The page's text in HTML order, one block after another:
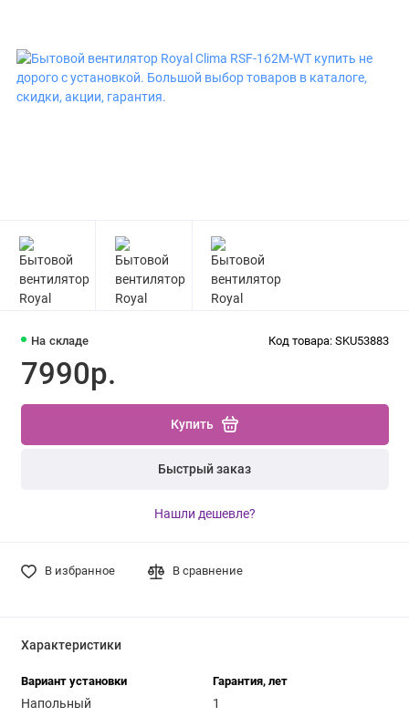
На складе Код товара: SKU53883
7990р.
Купить
Быстрый заказ
Нашли дешевле?
В избранное В сравнение
Характеристики
Вариант установки
Напольный
Гарантия, лет
1